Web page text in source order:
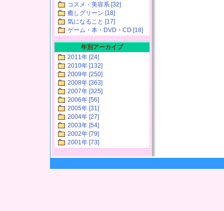
コスメ・美容系 [32]
癒しグリーン [18]
気になること [17]
ゲーム・本・DVD・CD [18]
年別アーカイブ
2011年 [24]
2010年 [132]
2009年 [250]
2008年 [363]
2007年 [325]
2006年 [56]
2005年 [31]
2004年 [27]
2003年 [54]
2002年 [79]
2001年 [73]